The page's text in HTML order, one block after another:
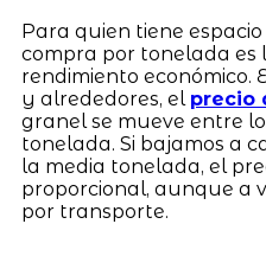
Para quien tiene
compra por tonelada es
rendimiento económico.
y alrededores, el precio
granel se mueve entre
tonelada. Si bajamos a
la media tonelada, el
proporcional, aunque a
por transporte.